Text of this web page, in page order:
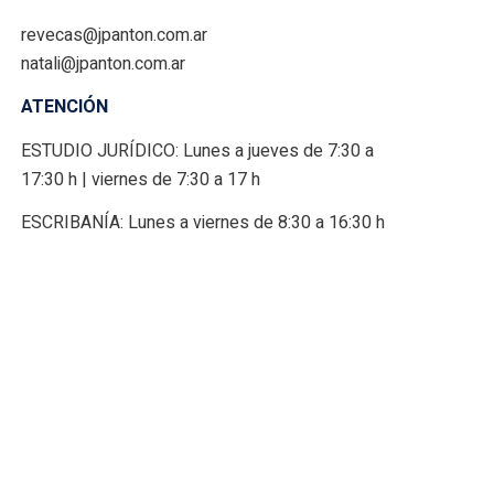
revecas@jpanton.com.ar
natali@jpanton.com.ar
ATENCIÓN
ESTUDIO JURÍDICO: Lunes a jueves de 7:30 a
17:30 h | viernes de 7:30 a 17 h
ESCRIBANÍA: Lunes a viernes de 8:30 a 16:30 h